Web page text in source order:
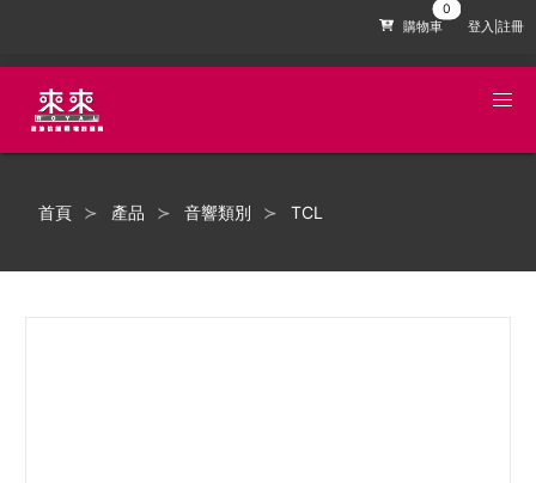
購物車 登入|註冊
首頁 產品 音響類別 TCL